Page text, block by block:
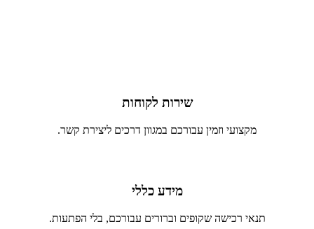
שירות לקוחות
מקצועי וזמין עבורכם במגוון דרכים ליצירת קשר.
מידע כללי
תנאי רכישה שקופים וברורים עבורכם, בלי הפתעות.